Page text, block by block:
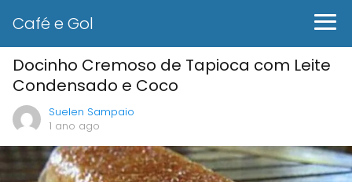
Café e Gol
Docinho Cremoso de Tapioca com Leite
Condensado e Coco
Suelen Sampaio
1 ano ago